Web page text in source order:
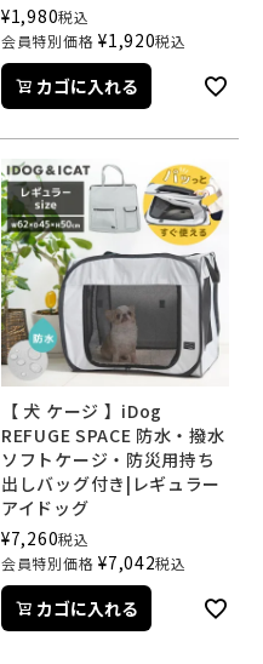
¥1,980税込
会員特別価格 ¥1,920税込
カゴに入れる
【 犬 ケージ 】iDog
REFUGE SPACE 防水・撥水
ソフトケージ・防災用持ち
出しバッグ付き|レギュラー
アイドッグ
¥7,260税込
会員特別価格 ¥7,042税込
カゴに入れる